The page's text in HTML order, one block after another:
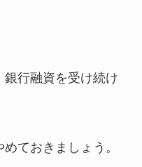
行融資を受け続け
ておきましょう。